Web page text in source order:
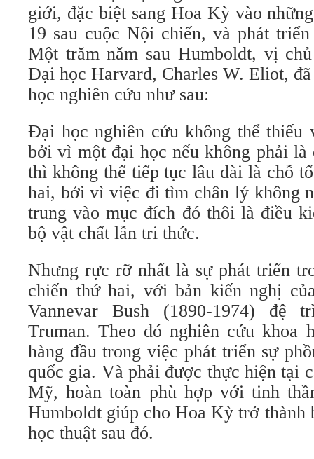
giới, đặc biệt sang Hoa Kỳ vào
19 sau cuộc Nội chiến, và phát
Một trăm năm sau Humboldt, vị
Đại học Harvard, Charles W. Eliot,
học nghiên cứu như sau:
Đại học nghiên cứu không thể
bởi vì một đại học nếu không phải là
thì không thế tiếp tục lâu dài là chỗ
hai, bởi vì việc đi tìm chân lý không
trung vào mục đích đó thôi là điều
bộ vật chất lẫn tri thức.
Nhưng rực rỡ nhất là sự phát triển
chiến thứ hai, với bản kiến nghị
Vannevar Bush (1890-1974) đệ
Truman. Theo đó nghiên cứu khoa
hàng đầu trong việc phát triển sự
quốc gia. Và phải được thực hiện tại
Mỹ, hoàn toàn phù hợp với tinh
Humboldt giúp cho Hoa Kỳ trở thành
học thuật sau đó.